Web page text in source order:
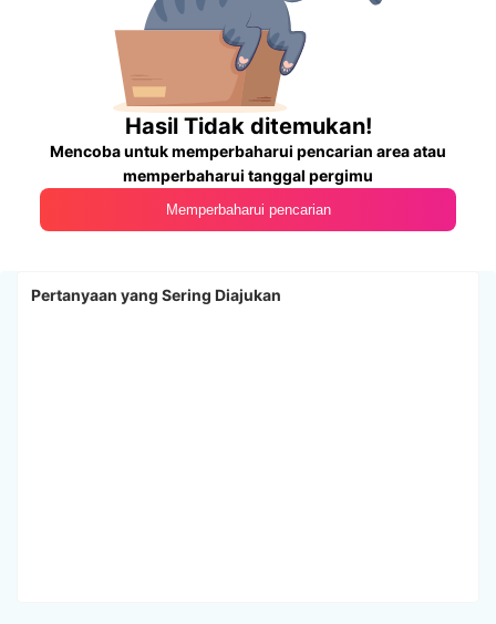
Hasil Tidak ditemukan!
Mencoba untuk memperbaharui pencarian area atau
memperbaharui tanggal pergimu
Memperbaharui pencarian
Pertanyaan yang Sering Diajukan